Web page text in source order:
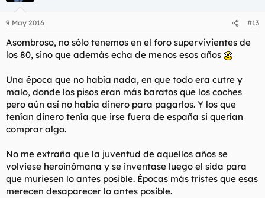
9 May 2016 #13
Asombroso, no sólo tenemos en el foro supervivientes de
los 80, sino que además echa de menos esos años
Una época que no había nada, en que todo era cutre y
malo, donde los pisos eran más baratos que los coches
pero aún así no había dinero para pagarlos. Y los que
tenían dinero tenía que irse fuera de españa si querían
comprar algo.
No me extraña que la juventud de aquellos años se
volviese heroinómana y se inventase luego el sida para
que muriesen lo antes posible. Épocas más tristes que esas
merecen desaparecer lo antes posible.